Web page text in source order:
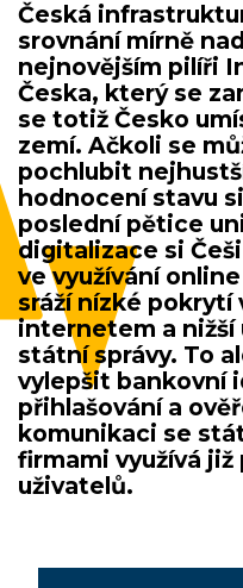
Česká
srovnání mírně
nejnovějším pilíři
Česka, který se
se totiž Česko
zemí. Ačkoli se
pochlubit
hodnocení stavu
poslední pětice
digitalizace si
ve využívání
sráží nízké
internetem a
státní správy. To
vylepšit bankovní
přihlašování a
komunikaci se
firmami využívá již
uživatelů.